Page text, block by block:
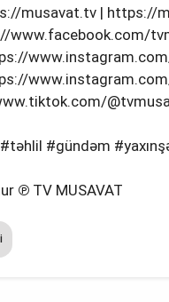
musavat.tv | https://
www.facebook.com/
#gündəm
℗ TV MUSAVAT